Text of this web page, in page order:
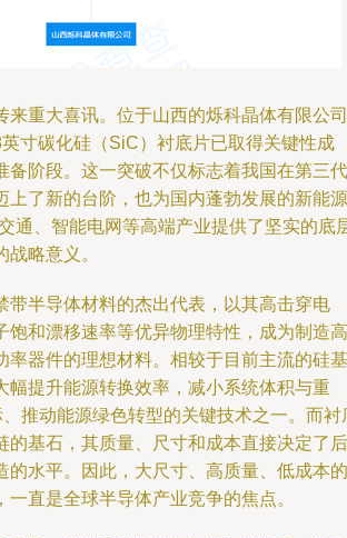
来重大喜讯。位于山西的烁科晶体有限公司
寸碳化硅（SiC）衬底片已取得关键性成
备阶段。这一突破不仅标志着我国在第三代
上了新的台阶，也为国内蓬勃发展的新能源
通、智能电网等高端产业提供了坚实的底
略意义。
带半导体材料的杰出代表，以其高击穿电
饱和漂移速率等优异物理特性，成为制造高
率器件的理想材料。相较于目前主流的硅基
幅提升能源转换效率，减小系统体积与重
、推动能源绿色转型的关键技术之一。而衬
的基石，其质量、尺寸和成本直接决定了后
的水平。因此，大尺寸、高质量、低成本的
直是全球半导体产业竞争的焦点。